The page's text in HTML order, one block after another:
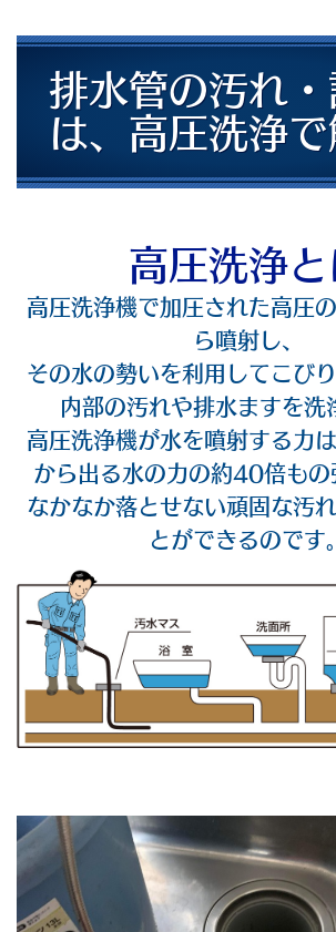
排水管の汚れ・
は、高圧洗浄で
高圧洗浄と
高圧洗浄機で加圧された高圧
ら噴射し、
その水の勢いを利用してこび
内部の汚れや排水ますを洗
高圧洗浄機が水を噴射する力
から出る水の力の約40倍もの
なかなか落とせない頑固な汚
とができるのです。